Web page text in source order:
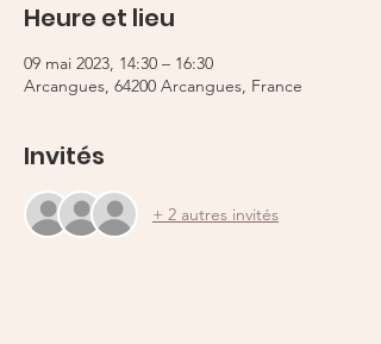
Heure et lieu
09 mai 2023, 14:30 – 16:30
Arcangues, 64200 Arcangues, France
Invités
+ 2 autres invités